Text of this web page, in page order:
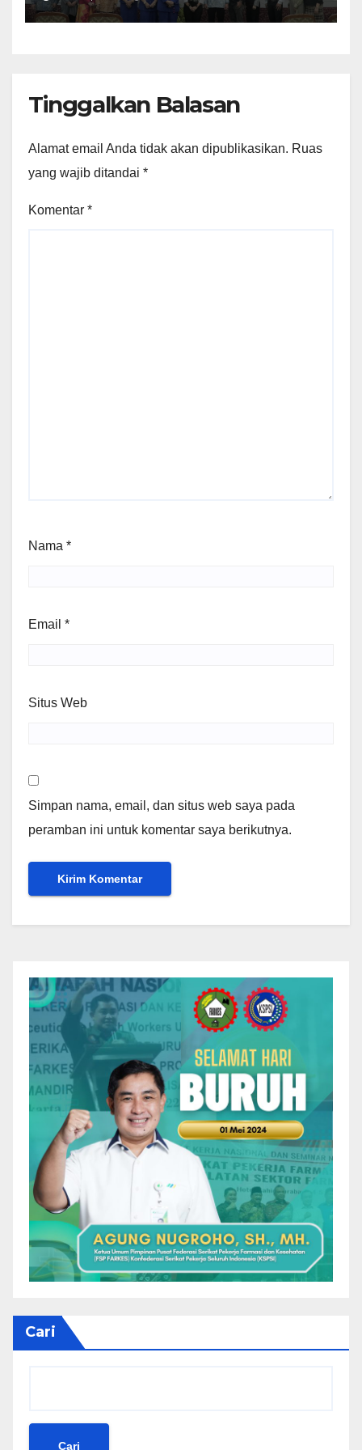
Tinggalkan Balasan
Alamat email Anda tidak akan dipublikasikan. Ruas
yang wajib ditandai *
Komentar *
Nama *
Email *
Situs Web
Simpan nama, email, dan situs web saya pada
peramban ini untuk komentar saya berikutnya.
Cari
Cari